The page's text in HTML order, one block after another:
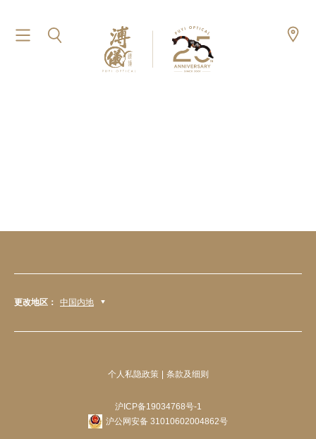
更改地区： 中国内地
个人私隐政策 条款及细则
沪ICP备19034768号-1
沪公网安备 31010602004862号